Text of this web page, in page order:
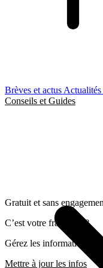
Brèves et actus
Conseils et Guides
Gratuit et sans
C’est votre franchise ?
Gérez les informations
Mettre à jour les infos